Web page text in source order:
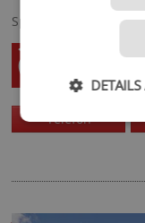
Spezialisiert auf
Telefon